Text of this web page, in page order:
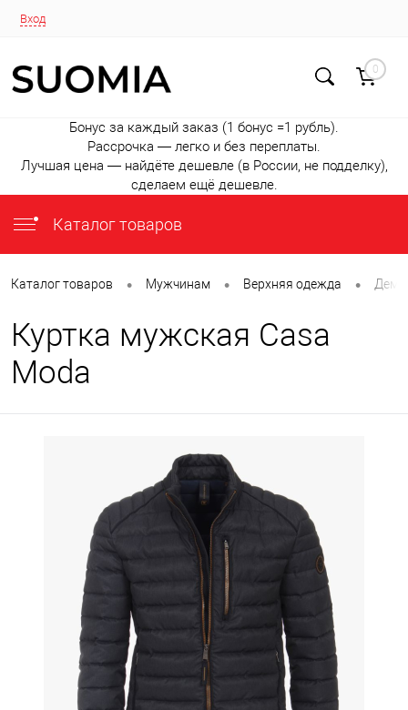
Вход
0
Бонус за каждый заказ (1 бонус =1 рубль).
Рассрочка — легко и без переплаты.
Лучшая цена — найдёте дешевле (в России, не подделку),
сделаем ещё дешевле.
Каталог товаров
Каталог товаров • Мужчинам • Верхняя одежда •
Куртка мужская Casa
Moda